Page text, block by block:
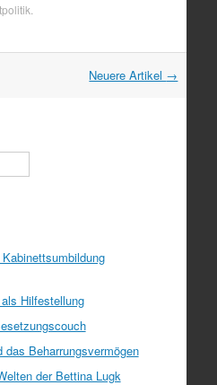
Neuere Artikel →
Hilfestellung
das Beharrungsvermögen
der Bettina Lugk